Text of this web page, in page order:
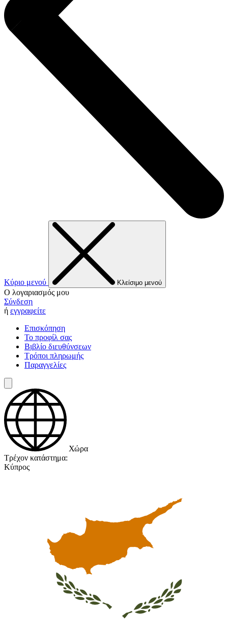
Κύριο μενού Κλείσιμο μενού
Ο λογαριασμός μου
Σύνδεση
ή εγγραφείτε
Επισκόπηση
Το προφίλ σας
Βιβλίο διευθύνσεων
Τρόποι πληρωμής
Παραγγελίες
Χώρα
Τρέχον κατάστημα:
Κύπρος